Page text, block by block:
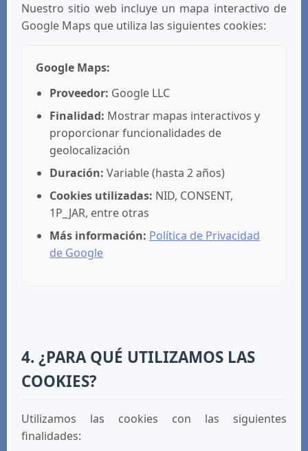
Nuestro sitio web incluye un mapa interactivo de
Google Maps que utiliza las siguientes cookies:
Google Maps:
Proveedor: Google LLC
Finalidad: Mostrar mapas interactivos y
proporcionar funcionalidades de
geolocalización
Duración: Variable (hasta 2 años)
Cookies utilizadas: NID, CONSENT,
1P_JAR, entre otras
Más información: Política de Privacidad
de Google
4. ¿PARA QUÉ UTILIZAMOS LAS
COOKIES?
Utilizamos las cookies con las siguientes
finalidades: